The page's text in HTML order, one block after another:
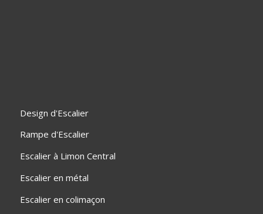
Design d'Escalier
Rampe d'Escalier
Escalier à Limon Central
Escalier en métal
Escalier en colimaçon